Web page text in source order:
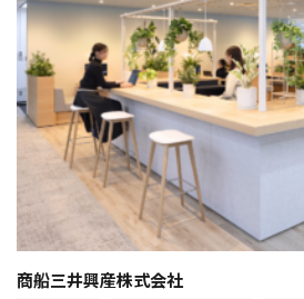
商船三井興産株式会社